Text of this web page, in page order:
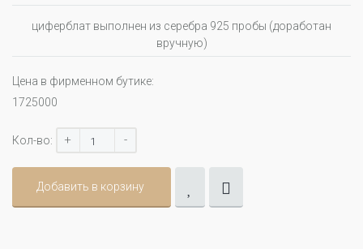
циферблат выполнен из серебра 925 пробы (доработан
вручную)
Цена в фирменном бутике:
1725000
Кол-во: + -
Добавить в корзину